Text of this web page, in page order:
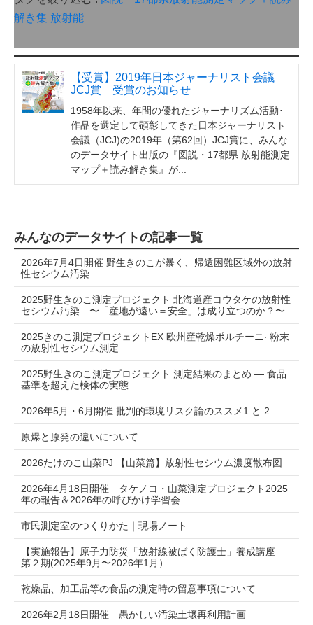
解き集 放射能
【受賞】2019年日本ジャーナリスト会議
JCJ賞 受賞のお知らせ
1958年以来、年間の優れたジャーナリズム活動･
作品を選定して顕彰してきた日本ジャーナリスト
会議（JCJ)の2019年（第62回）JCJ賞に、みんな
のデータサイト出版の『図説・17都県 放射能測定
マップ＋読み解き集』が...
みんなのデータサイトの記事一覧
2026年7月4日開催 野生きのこが暴く、帰還困難区域外の放射
性セシウム汚染
2025野生きのこ測定プロジェクト 北海道産コウタケの放射性
セシウム汚染 〜「産地が遠い＝安全」は成り⽴つのか？〜
2025きのこ測定プロジェクトEX 欧州産乾燥ポルチーニ‧ 粉末
の放射性セシウム測定
2025野生きのこ測定プロジェクト 測定結果のまとめ ― 食品
基準を超えた検体の実態 ―
2026年5月・6月開催 批判的環境リスク論のススメ1 と 2
原爆と原発の違いについて
2026たけのこ山菜PJ 【山菜篇】放射性セシウム濃度散布図
2026年4月18日開催 タケノコ・山菜測定プロジェクト2025
年の報告＆2026年の呼びかけ学習会
市民測定室のつくりかた｜現場ノート
【実施報告】原子力防災「放射線被ばく防護士」養成講座
第２期(2025年9月〜2026年1月）
乾燥品、加工品等の食品の測定時の留意事項について
2026年2月18日開催 愚かしい汚染土壌再利用計画